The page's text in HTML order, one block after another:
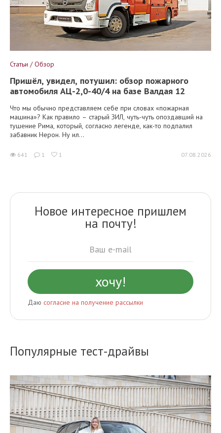
Статьи / Обзор
Пришёл, увидел, потушил: обзор пожарного
автомобиля АЦ-2,0-40/4 на базе Валдая 12
Что мы обычно представляем себе при словах «пожарная
машина»? Как правило – старый ЗИЛ, чуть-чуть опоздавший на
тушение Рима, который, согласно легенде, как-то подпалил
забавник Нерон. Ну ил...
641 1 1 07.08.2026
Новое интересное пришлем
на почту!
Даю согласие на получение рассылки
Популярные тест-драйвы